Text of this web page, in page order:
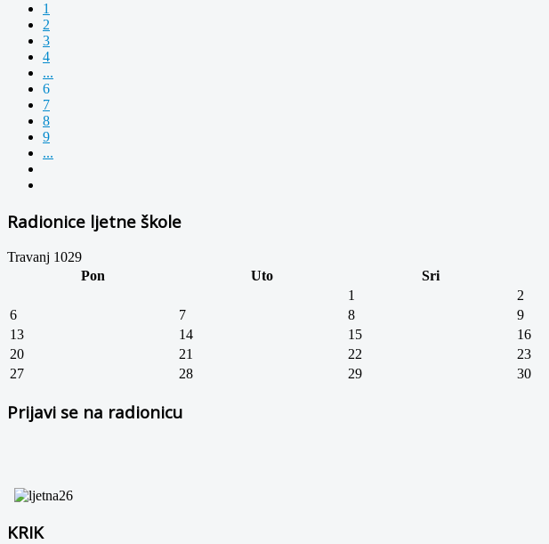
1
2
3
4
...
6
7
8
9
...
Radionice ljetne škole
Travanj 1029
Pon
Uto Sri
1
2
6
7 8 9
13
14 15 16
20
21 22 23
27
28 29 30
Prijavi se na radionicu
KRIK